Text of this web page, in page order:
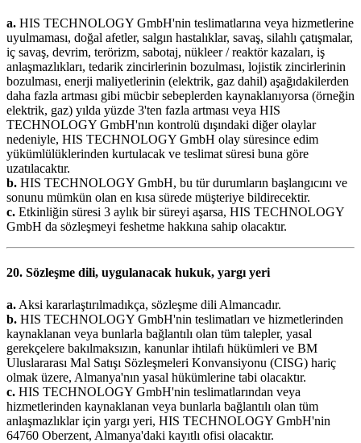
a. HIS TECHNOLOGY GmbH'nin teslimatlarına veya hizmetlerine
uyulmaması, doğal afetler, salgın hastalıklar, savaş, silahlı çatışmalar,
iç savaş, devrim, terörizm, sabotaj, nükleer / reaktör kazaları, iş
anlaşmazlıkları, tedarik zincirlerinin bozulması, lojistik zincirlerinin
bozulması, enerji maliyetlerinin (elektrik, gaz dahil) aşağıdakilerden
daha fazla artması gibi mücbir sebeplerden kaynaklanıyorsa (örneğin
elektrik, gaz) yılda yüzde 3'ten fazla artması veya HIS
TECHNOLOGY GmbH'nın kontrolü dışındaki diğer olaylar
nedeniyle, HIS TECHNOLOGY GmbH olay süresince edim
yükümlülüklerinden kurtulacak ve teslimat süresi buna göre
uzatılacaktır.
b. HIS TECHNOLOGY GmbH, bu tür durumların başlangıcını ve
sonunu mümkün olan en kısa sürede müşteriye bildirecektir.
c. Etkinliğin süresi 3 aylık bir süreyi aşarsa, HIS TECHNOLOGY
GmbH da sözleşmeyi feshetme hakkına sahip olacaktır.
20. Sözleşme dili, uygulanacak hukuk, yargı yeri
a. Aksi kararlaştırılmadıkça, sözleşme dili Almancadır.
b. HIS TECHNOLOGY GmbH'nin teslimatları ve hizmetlerinden
kaynaklanan veya bunlarla bağlantılı olan tüm talepler, yasal
gerekçelere bakılmaksızın, kanunlar ihtilafı hükümleri ve BM
Uluslararası Mal Satışı Sözleşmeleri Konvansiyonu (CISG) hariç
olmak üzere, Almanya'nın yasal hükümlerine tabi olacaktır.
c. HIS TECHNOLOGY GmbH'nin teslimatlarından veya
hizmetlerinden kaynaklanan veya bunlarla bağlantılı olan tüm
anlaşmazlıklar için yargı yeri, HIS TECHNOLOGY GmbH'nin
64760 Oberzent, Almanya'daki kayıtlı ofisi olacaktır.